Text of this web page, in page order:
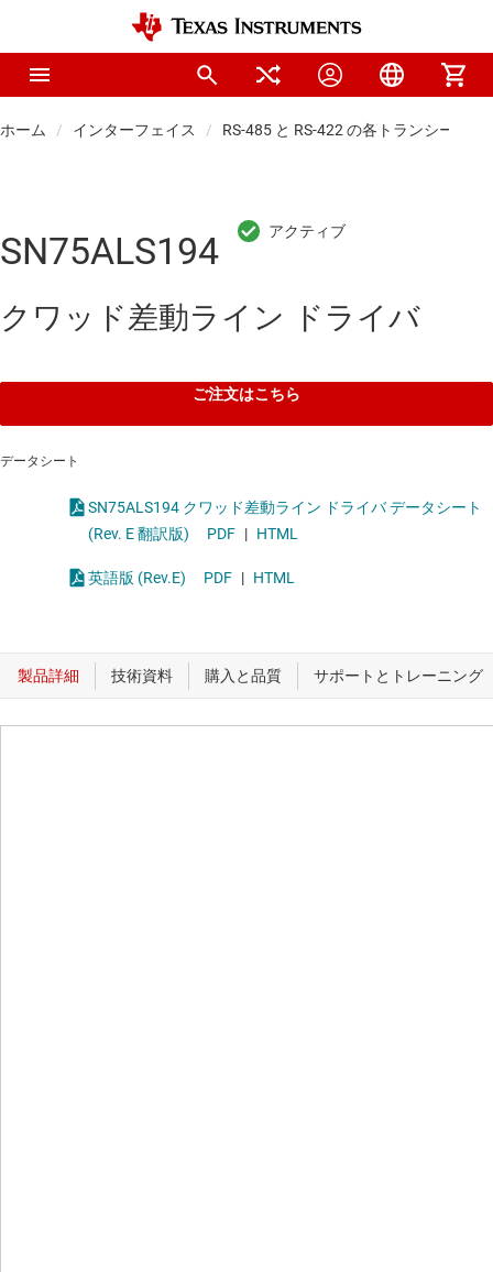
ホーム インターフェイス RS-485 と RS-422 の各トランシーバ
SN75ALS194
クワッド差動ライン ドライバ
ご注文はこちら
データシート
SN75ALS194 クワッド差動ライン ドライバ データシート
(Rev. E 翻訳版)
PDF | HTML
英語版 (Rev.E) PDF | HTML